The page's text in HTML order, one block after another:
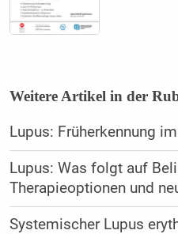
Weitere Artikel in der
Lupus: Früherkennung
Lupus: Was folgt auf
Therapieoptionen und
Systemischer Lupus